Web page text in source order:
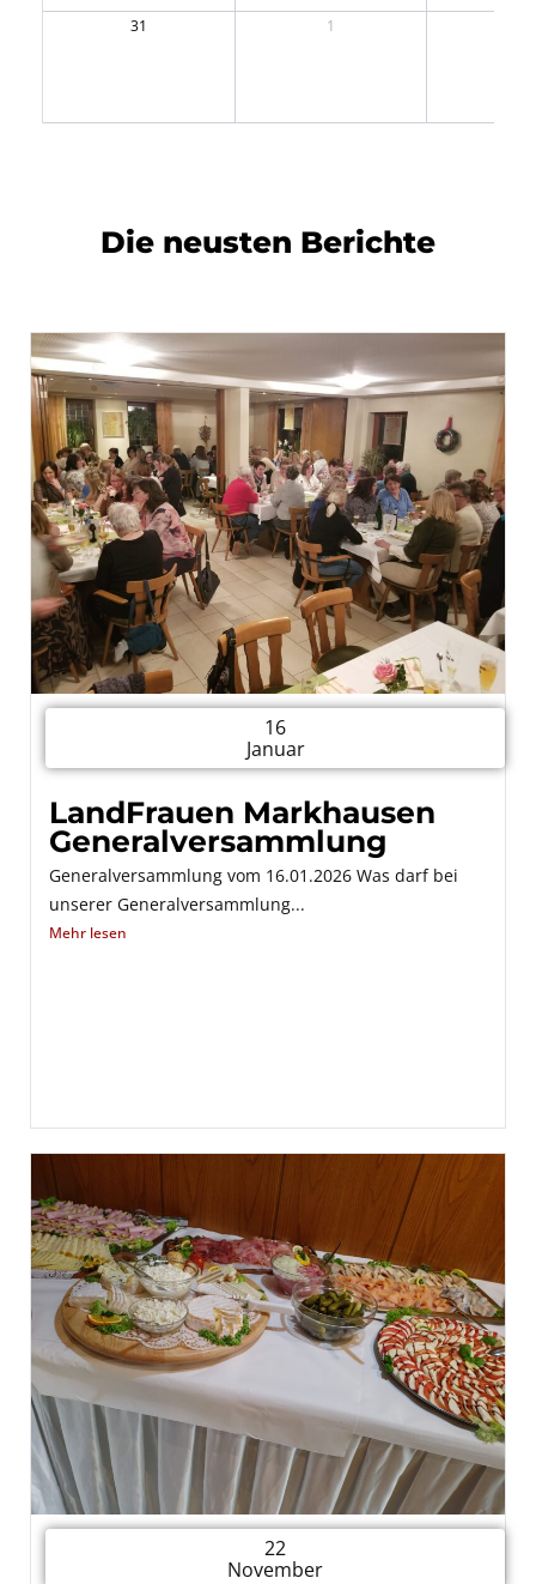
31 1
Die neusten Berichte
16
Januar
LandFrauen Markhausen
Generalversammlung
Generalversammlung vom 16.01.2026 Was darf bei
unserer Generalversammlung...
Mehr lesen
22
November